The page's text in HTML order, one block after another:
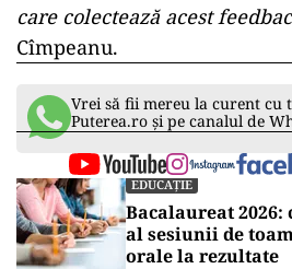
care colectează acest
Cîmpeanu.
Vrei să fii mereu la curent cu
Puterea.ro și pe canalul de
EDUCAȚIE
Bacalaureat
al sesiunii de
orale la rezultate